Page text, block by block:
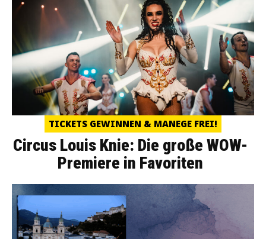
TICKETS GEWINNEN & MANEGE FREI!
Circus Louis Knie: Die große WOW-
Premiere in Favoriten